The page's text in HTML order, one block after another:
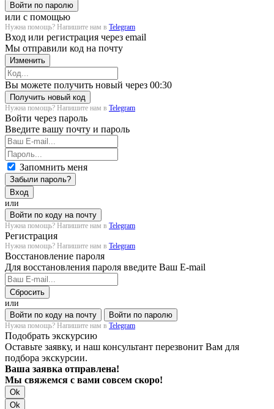
Войти по паролю
или с помощью
Нужна помощь? Напишите нам в Telegram
Вход или регистрация через email
Мы отправили код на почту
Изменить
Загрузка...
Вы можете получить новый через 00:30
Получить новый код
Нужна помощь? Напишите нам в Telegram
Войти через пароль
Введите вашу почту и пароль
Запомнить меня
Забыли пароль?
Вход
или
Войти по коду на почту
Нужна помощь? Напишите нам в Telegram
Регистрация
Нужна помощь? Напишите нам в Telegram
Восстановление пароля
Для восстановления пароля введите Ваш E-mail
Сбросить
или
Войти по коду на почту
Войти по паролю
Нужна помощь? Напишите нам в Telegram
Подобрать экскурсию
Оставьте заявку, и наш консультант перезвонит Вам для
подбора экскурсии.
Ваша заявка отправлена!
Мы свяжемся с вами совсем скоро!
Ok
Ok